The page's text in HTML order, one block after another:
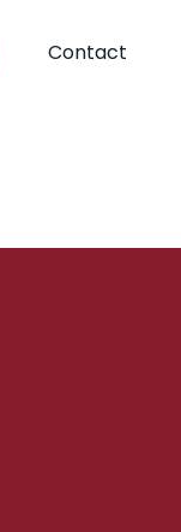
Contact